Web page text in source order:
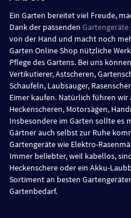
Ein Garten bereitet viel Freude,
Dank der passenden Gartengeräte
von der Hand und macht noch
Garten Online Shop nützliche
Pflege des Gartens. Bei uns
Vertikutierer, Astscheren,
Schaufeln, Laubsauger,
Eimer kaufen. Natürlich führen
Heckenscheren, Motorsägen,
Insbesondere im Garten sollte es
Gärtner auch selbst zur Ruhe
Gartengeräte wie Elektro-
Immer beliebter, weil kabellos,
Heckenschere oder ein Akku-
Sortiment an besten
Gartenbedarf.